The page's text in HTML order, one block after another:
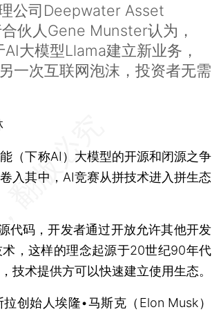
公司Deepwater Asset
伙人Gene Munster认为，
大模型Llama建立新业务，
一次互联网泡沫，投资者无需
下称AI）大模型的开源和闭源之争
入其中，AI竞赛从拼技术进入拼生态
码，开发者通过开放允许其他开发
，这样的理念起源于20世纪90年代
技术提供方可以快速建立使用生态。
始人埃隆•马斯克（Elon Musk）